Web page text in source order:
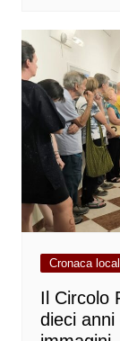
Cronaca
Il Circolo
dieci